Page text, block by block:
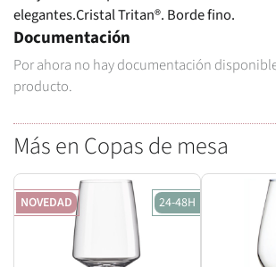
elegantes.Cristal Tritan®. Borde fino.
Documentación
Por ahora no hay documentación
producto.
Más en Copas de mesa
NOVEDAD 24-48H